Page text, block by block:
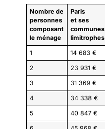
Nombre de
personnes
composant
le ménage
Paris
et ses
communes
limitrophes
1 14 683 €
2 23 931 €
3 31 369 €
4 34 338 €
5 40 847 €